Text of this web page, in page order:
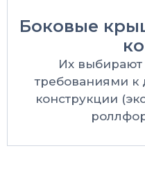
Боковые
Их выбирают
требованиями к
конструкции